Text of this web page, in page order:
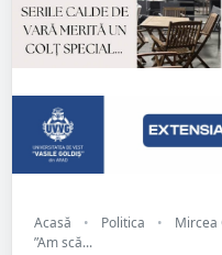
Acasă • Politica •
Mircea
”Am scă...